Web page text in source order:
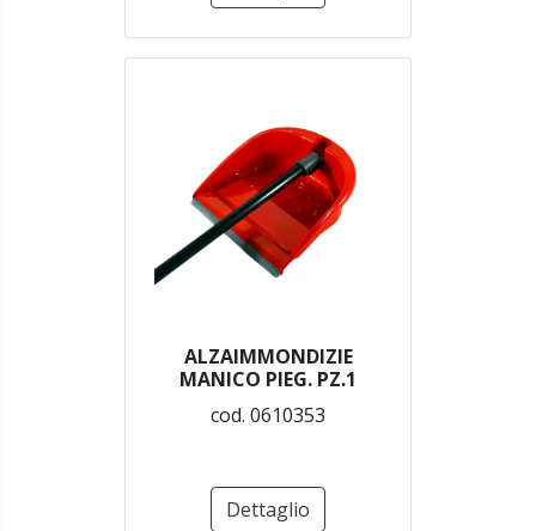
ALZAIMMONDIZIE
MANICO PIEG. PZ.1
cod. 0610353
Dettaglio